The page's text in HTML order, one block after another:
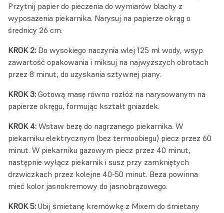
Przytnij papier do pieczenia do wymiarów blachy z
wyposażenia piekarnika. Narysuj na papierze okrąg o
średnicy 26 cm.
KROK 2: Do wysokiego naczynia wlej 125 ml wody, wsyp
zawartość opakowania i miksuj na najwyższych obrotach
przez 8 minut, do uzyskania sztywnej piany.
KROK 3: Gotową masę równo rozłóż na narysowanym na
papierze okręgu, formując kształt gniazdek.
KROK 4: Wstaw bezę do nagrzanego piekarnika. W
piekarniku elektrycznym (bez termoobiegu) piecz przez 60
minut. W piekarniku gazowym piecz przez 40 minut,
następnie wyłącz piekarnik i susz przy zamkniętych
drzwiczkach przez kolejne 40-50 minut. Beza powinna
mieć kolor jasnokremowy do jasnobrązowego.
KROK 5: Ubij śmietanę kremówkę z Mixem do śmietany